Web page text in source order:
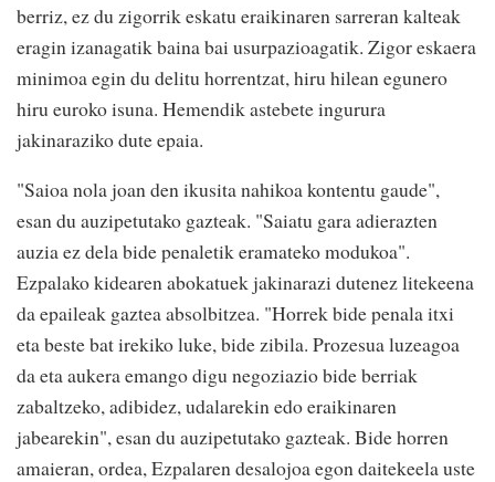
berriz, ez du zigorrik eskatu eraikinaren sarreran kalteak
eragin izanagatik baina bai usurpazioagatik. Zigor eskaera
minimoa egin du delitu horrentzat, hiru hilean egunero
hiru euroko isuna. Hemendik astebete ingurura
jakinaraziko dute epaia.
"Saioa nola joan den ikusita nahikoa kontentu gaude",
esan du auzipetutako gazteak. "Saiatu gara adierazten
auzia ez dela bide penaletik eramateko modukoa".
Ezpalako kidearen abokatuek jakinarazi dutenez litekeena
da epaileak gaztea absolbitzea. "Horrek bide penala itxi
eta beste bat irekiko luke, bide zibila. Prozesua luzeagoa
da eta aukera emango digu negoziazio bide berriak
zabaltzeko, adibidez, udalarekin edo eraikinaren
jabearekin", esan du auzipetutako gazteak. Bide horren
amaieran, ordea, Ezpalaren desalojoa egon daitekeela uste